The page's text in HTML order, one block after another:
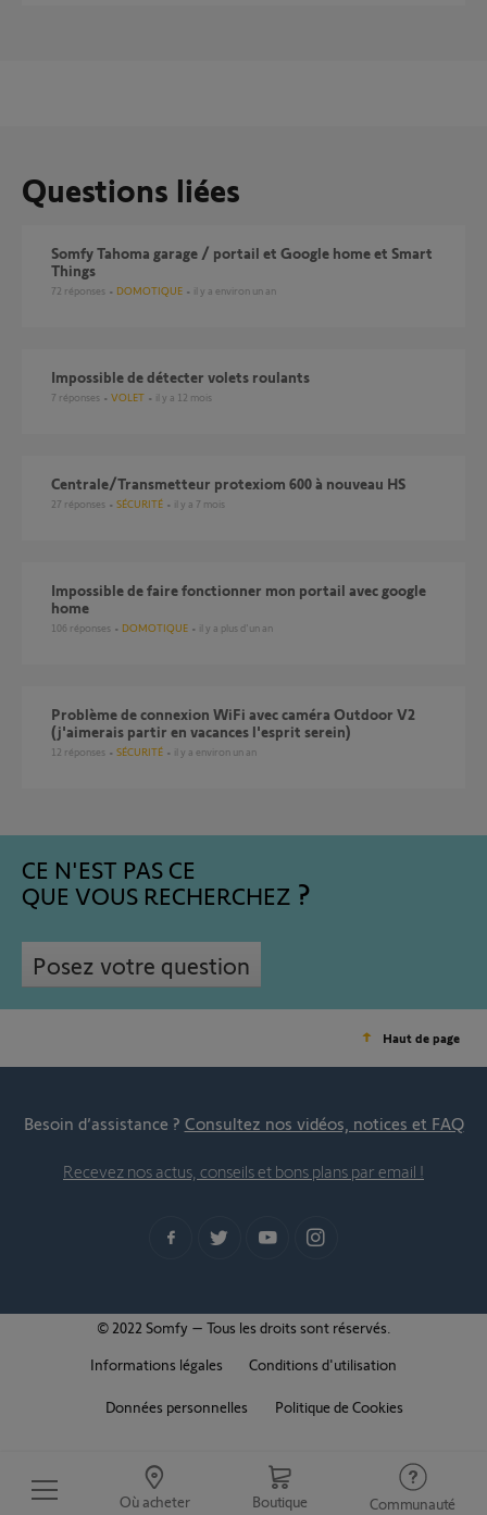
Où acheter Boutique Communauté
Questions liées
Somfy Tahoma garage / portail et Google home et Smart
Things
72 réponses DOMOTIQUE il y a environ un an
Impossible de détecter volets roulants
7 réponses VOLET il y a 12 mois
Centrale/Transmetteur protexiom 600 à nouveau HS
27 réponses SÉCURITÉ il y a 7 mois
Impossible de faire fonctionner mon portail avec google
home
106 réponses DOMOTIQUE il y a plus d'un an
Problème de connexion WiFi avec caméra Outdoor V2
(j'aimerais partir en vacances l'esprit serein)
12 réponses SÉCURITÉ il y a environ un an
CE N'EST PAS CE
QUE VOUS RECHERCHEZ
Posez votre question
Haut de page
Besoin d’assistance ? Consultez nos vidéos, notices et FAQ
Recevez nos actus, conseils et bons plans par email !
© 2022 Somfy – Tous les droits sont réservés.
Informations légales
Conditions d'utilisation
Données personnelles Politique de Cookies